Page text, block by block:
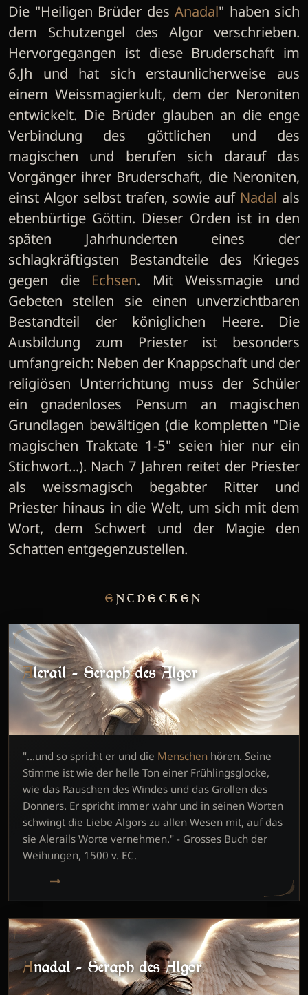
Die "Heiligen Brüder des Anadal" haben sich
dem Schutzengel des Algor verschrieben.
Hervorgegangen ist diese Bruderschaft im
6.Jh und hat sich erstaunlicherweise aus
einem Weissmagierkult, dem der Neroniten
entwickelt. Die Brüder glauben an die enge
Verbindung des göttlichen und des
magischen und berufen sich darauf das
Vorgänger ihrer Bruderschaft, die Neroniten,
einst Algor selbst trafen, sowie auf Nadal als
ebenbürtige Göttin. Dieser Orden ist in den
späten Jahrhunderten eines der
schlagkräftigsten Bestandteile des Krieges
gegen die Echsen. Mit Weissmagie und
Gebeten stellen sie einen unverzichtbaren
Bestandteil der königlichen Heere. Die
Ausbildung zum Priester ist besonders
umfangreich: Neben der Knappschaft und der
religiösen Unterrichtung muss der Schüler
ein gnadenloses Pensum an magischen
Grundlagen bewältigen (die kompletten "Die
magischen Traktate 1-5" seien hier nur ein
Stichwort...). Nach 7 Jahren reitet der Priester
als weissmagisch begabter Ritter und
Priester hinaus in die Welt, um sich mit dem
Wort, dem Schwert und der Magie den
Schatten entgegenzustellen.
ENTDECKEN
Alerail - Seraph des Algor
"...und so spricht er und die Menschen hören. Seine
Stimme ist wie der helle Ton einer Frühlingsglocke,
wie das Rauschen des Windes und das Grollen des
Donners. Er spricht immer wahr und in seinen Worten
schwingt die Liebe Algors zu allen Wesen mit, auf das
sie Alerails Worte vernehmen." - Grosses Buch der
Weihungen, 1500 v. EC.
Anadal - Seraph des Algor